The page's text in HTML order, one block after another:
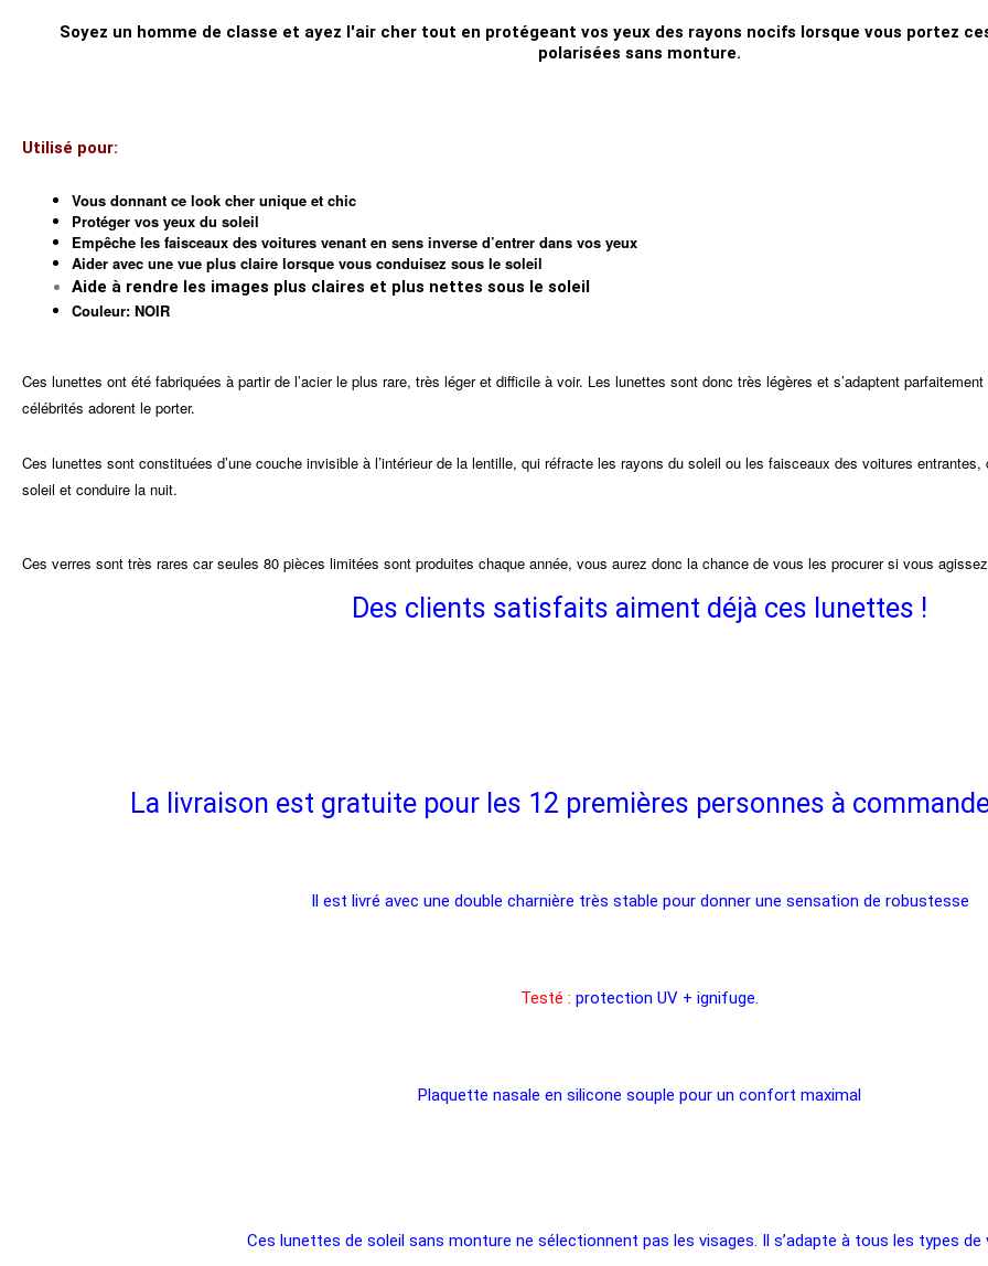
Soyez un homme de classe et ayez l'air cher tout en protégeant vos yeux des rayons nocifs lorsque vous portez
polarisées sans monture.
Utilisé pour:
Vous donnant ce look cher unique et chic
Protéger vos yeux du soleil
Empêche les faisceaux des voitures venant en sens inverse d’entrer dans vos yeux
Aider avec une vue plus claire lorsque vous conduisez sous le soleil
Aide à rendre les images plus claires et plus nettes sous le soleil
Couleur: NOIR
Ces lunettes ont été fabriquées à partir de l’acier le plus rare, très léger et difficile à voir. Les lunettes sont donc très légères et s’adaptent
célébrités adorent le porter.
Ces lunettes sont constituées d’une couche invisible à l’intérieur de la lentille, qui réfracte les rayons du soleil ou les faisceaux des voitures
soleil et conduire la nuit.
Ces verres sont très rares car seules 80 pièces limitées sont produites chaque année, vous aurez donc la chance de vous les procurer si vous
Des clients satisfaits aiment déjà ces lunettes !
La livraison est gratuite pour les 12 premières personnes à
Il est livré avec une double charnière très stable pour donner une sensation de robustesse
Testé : protection UV + ignifuge.
Plaquette nasale en silicone souple pour un confort maximal
Ces lunettes de soleil sans monture ne sélectionnent pas les visages. Il s’adapte à tous les types de